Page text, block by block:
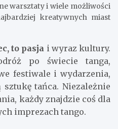
warsztaty i wiele możliwości
kreatywnych miast
to pasja i wyraz kultury.
po świecie tanga,
festiwale i wydarzenia,
sztukę tańca. Niezależnie
każdy znajdzie coś dla
imprezach tango.